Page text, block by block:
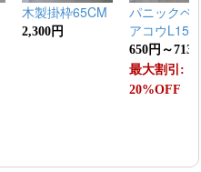
木製掛枠65CM
2,300円
パニックベ
アコウ
650円～713
最大割引:
20%OFF